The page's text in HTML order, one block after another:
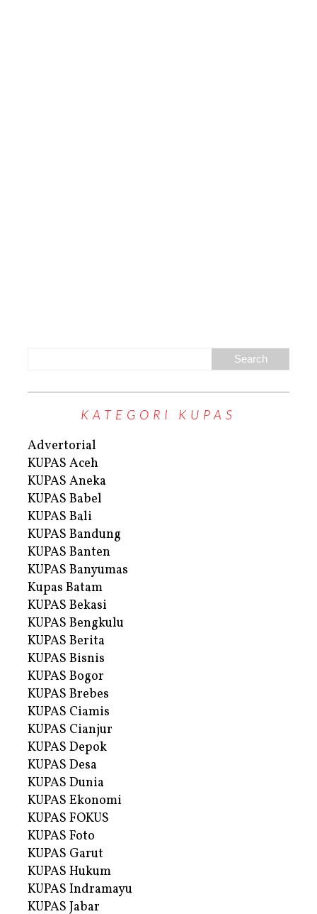
KATEGORI KUPAS
Advertorial
KUPAS Aceh
KUPAS Aneka
KUPAS Babel
KUPAS Bali
KUPAS Bandung
KUPAS Banten
KUPAS Banyumas
Kupas Batam
KUPAS Bekasi
KUPAS Bengkulu
KUPAS Berita
KUPAS Bisnis
KUPAS Bogor
KUPAS Brebes
KUPAS Ciamis
KUPAS Cianjur
KUPAS Depok
KUPAS Desa
KUPAS Dunia
KUPAS Ekonomi
KUPAS FOKUS
KUPAS Foto
KUPAS Garut
KUPAS Hukum
KUPAS Indramayu
KUPAS Jabar